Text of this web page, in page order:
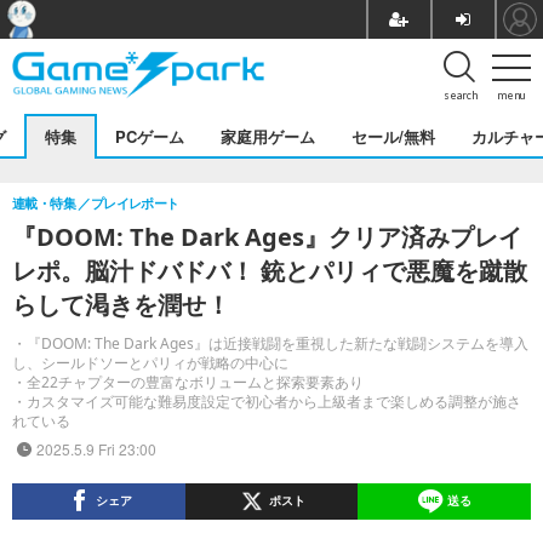
menu
search
特集 PCゲーム 家庭用ゲーム セール/無料 カルチャ
『DOOM: The Dark Ages』クリア済みプレイ
レポ。脳汁ドバドバ！ 銃とパリィで悪魔を蹴散
らして渇きを潤せ！
・『DOOM: The Dark Ages』は近接戦闘を重視した新たな戦闘システムを導入
し、シールドソーとパリィが戦略の中心に
・全22チャプターの豊富なボリュームと探索要素あり
・カスタマイズ可能な難易度設定で初心者から上級者まで楽しめる調整が施さ
れている
連載・特集 プレイレポート
2025.5.9 Fri 23:00
シェア ポスト 送る